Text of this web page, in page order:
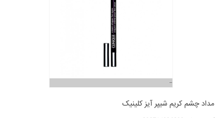
مداد چشم کریم شیپر آیز کلینیک